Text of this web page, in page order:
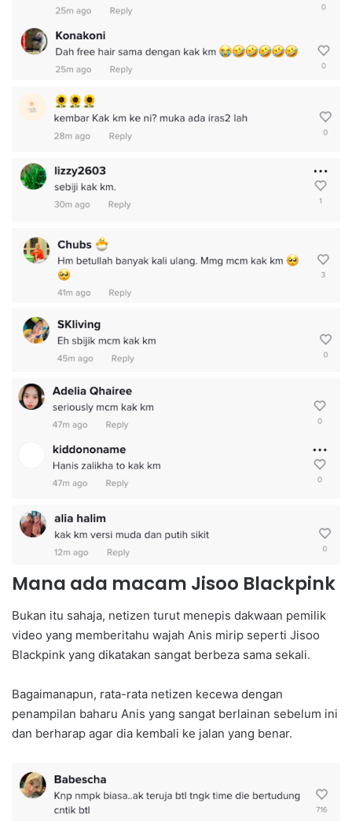
Mana ada macam Jisoo Blackpink
Bukan itu sahaja, netizen turut menepis dakwaan pemilik
video yang memberitahu wajah Anis mirip seperti Jisoo
Blackpink yang dikatakan sangat berbeza sama sekali.
Bagaimanapun, rata-rata netizen kecewa dengan
penampilan baharu Anis yang sangat berlainan sebelum ini
dan berharap agar dia kembali ke jalan yang benar.